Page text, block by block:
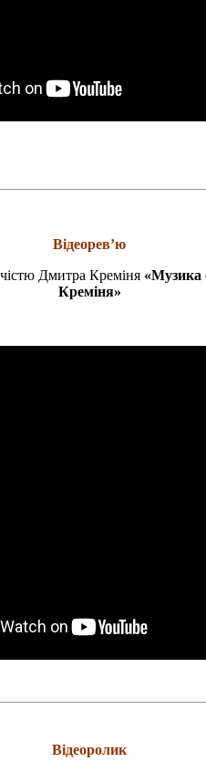
Відеорев’ю
Дмитра Креміня «Музика
Креміня»
Відеоролик